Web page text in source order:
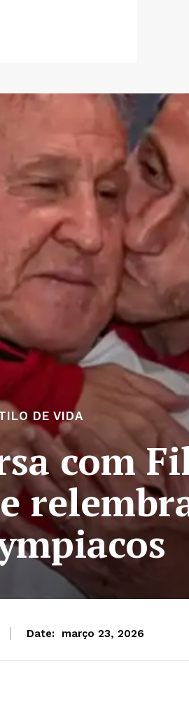
DE VIDA
com
Date: março 23, 2026